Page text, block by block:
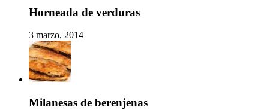
Horneada de verduras
3 marzo, 2014
Milanesas de berenjenas